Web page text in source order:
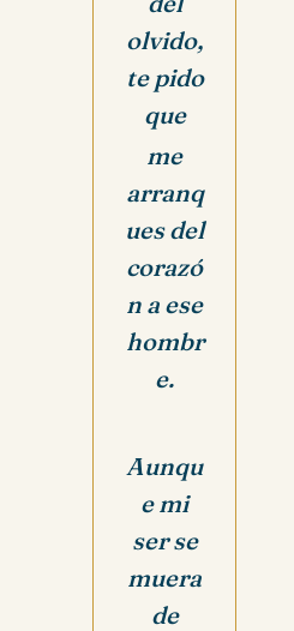
olvido,
te pido
que
me
arranq
ues del
corazó
n a ese
hombr
e.
Aunqu
e mi
ser se
muera
de